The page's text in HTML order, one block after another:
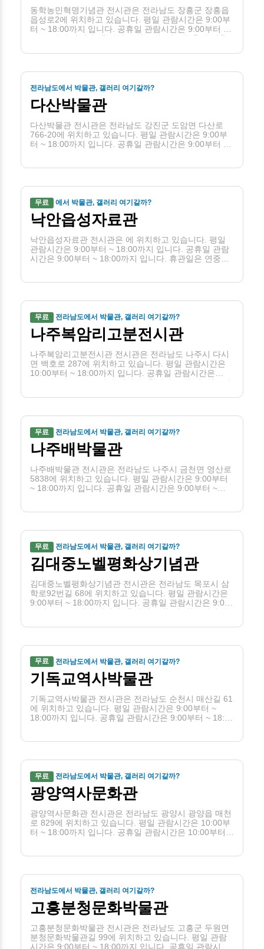
동학농민혁명기념관 전시관은 전라남도 장흥군 장흥읍
읍성로2에 위치하고 있습니다. 평일 관람시간은 9:00부
터 ~ 18:00까지 입니다. 공휴일 관람시간은 9:00부터 ~
18:00까지 입니다. 휴관일은 월, 1월1일, 설, 추석 연휴
전라남도에서 박물관, 갤러리 여기갈까?
다산박물관
다산박물관 전시관은 전라남도 강진군 도암면 다산로
766-20에 위치하고 있습니다. 평일 관람시간은 9:00부
터 ~ 18:00까지 입니다. 공휴일 관람시간은 9:00부터 ~
무료 에서 박물관, 갤러리 여기갈까?
낙안읍성자료관
낙안읍성자료관 전시관은 에 위치하고 있습니다. 평일
관람시간은 9:00부터 ~ 18:00까지 입니다. 공휴일 관람
시간은 9:00부터 ~ 18:00까지 입니다. 휴관일은 연중무
무료 전라남도에서 박물관, 갤러리 여기갈까?
나주복암리고분전시관
나주복암리고분전시관 전시관은 전라남도 나주시 다시
면 백호로 287에 위치하고 있습니다. 평일 관람시간은
10:00부터 ~ 18:00까지 입니다. 공휴일 관람시간은
10:00부터 ~ 18:00까지 입니다. 휴관일은 월(단, 월요일
무료 전라남도에서 박물관, 갤러리 여기갈까?
나주배박물관
나주배박물관 전시관은 전라남도 나주시 금천면 영산로
5838에 위치하고 있습니다. 평일 관람시간은 9:00부터
~ 18:00까지 입니다. 공휴일 관람시간은 9:00부터 ~
무료 전라남도에서 박물관, 갤러리 여기갈까?
김대중노벨평화상기념관
김대중노벨평화상기념관 전시관은 전라남도 목포시 삼
학로92번길 68에 위치하고 있습니다. 평일 관람시간은
9:00부터 ~ 18:00까지 입니다. 공휴일 관람시간은 9:00
부터 ~ 18:00까지 입니다. 휴관일은 월(단, 월요일이 공
무료 전라남도에서 박물관, 갤러리 여기갈까?
기독교역사박물관
기독교역사박물관 전시관은 전라남도 순천시 매산길 61
에 위치하고 있습니다. 평일 관람시간은 9:00부터 ~
18:00까지 입니다. 공휴일 관람시간은 9:00부터 ~ 18:00
무료 전라남도에서 박물관, 갤러리 여기갈까?
광양역사문화관
광양역사문화관 전시관은 전라남도 광양시 광양읍 매천
로 829에 위치하고 있습니다. 평일 관람시간은 10:00부
터 ~ 18:00까지 입니다. 공휴일 관람시간은 10:00부터 ~
전라남도에서 박물관, 갤러리 여기갈까?
고흥분청문화박물관
고흥분청문화박물관 전시관은 전라남도 고흥군 두원면
분청문화박물관길 99에 위치하고 있습니다. 평일 관람
시간은 9:00부터 ~ 18:00까지 입니다. 공휴일 관람시간